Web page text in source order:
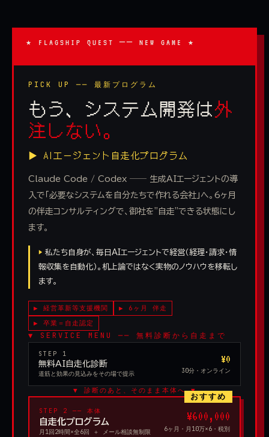
★ FLAGSHIP QUEST ── NEW GAME ★
PICK UP ── 最新プログラム
もう、システム開発は外
注しない。
▶ AIエージェント自走化プログラム
Claude Code / Codex ── 生成AIエージェントの導
入で「必要なシステムを自分たちで作れる会社」へ。6ヶ月
の伴走コンサルティングで、御社を"自走"できる状態にし
ます。
▶ 私たち自身が、毎日AIエージェントで経営（経理・請求・情
報収集を自動化）。机上論ではなく実物のノウハウを移転し
ます。
▶ 経営革新等支援機関
▶ 6ヶ月 伴走
▶ 卒業＝自走認定
▼ SERVICE MENU ── 無料診断から自走まで
STEP 1
無料AI自走化診断
道筋と効果の見込みをその場で提示
¥0
30分・オンライン
▼ 診断のあと、そのまま本体へ ▼
おすすめ
STEP 2 ── 本体
自走化プログラム
月1回2時間×全6回 ＋ メール相談無制限
¥600,000
6ヶ月・月10万×6・税別